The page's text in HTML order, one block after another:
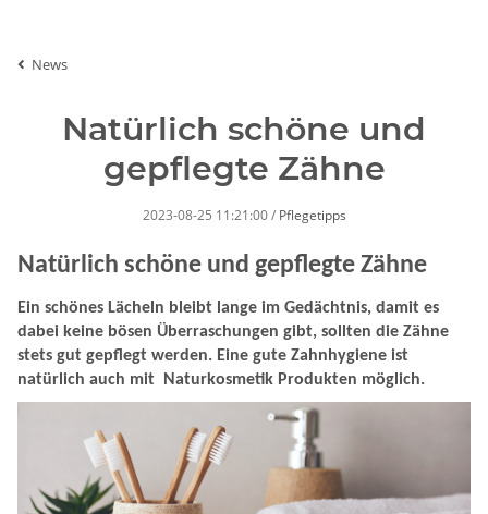
News
Natürlich schöne und
gepflegte Zähne
2023-08-25 11:21:00 / Pflegetipps
Natürlich schöne und gepflegte Zähne
Ein schönes Lächeln bleibt lange im Gedächtnis, damit es
dabei keine bösen Überraschungen gibt, sollten die Zähne
stets gut gepflegt werden. Eine gute Zahnhygiene ist
natürlich auch mit Naturkosmetik Produkten möglich.